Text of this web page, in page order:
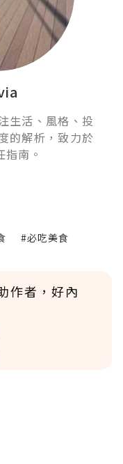
生活、風格、投
的解析，致力於
南。
#必吃美食
作者，好內